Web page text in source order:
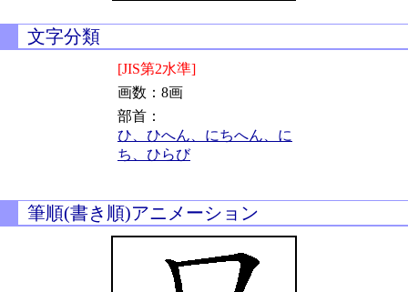
文字分類
[JIS第2水準]
画数：8画
部首：
ひ、ひへん、にちへん、に
ち、ひらび
筆順(書き順)アニメーション